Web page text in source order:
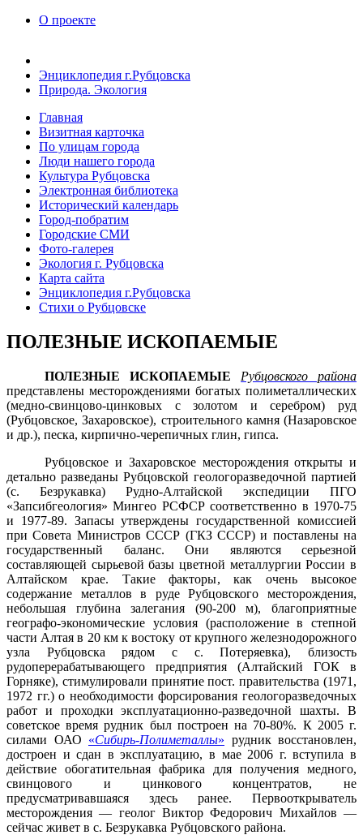
О проекте
Энциклопедия г.Рубцовска
Природа. Экология
Главная
Визитная карточка
По улицам города
Люди нашего города
Культура Рубцовска
Электронная библиотека
Исторический календарь
Город-побратим
Городские СМИ
Фото-галерея
Экология г. Рубцовска
Карта сайта
Энциклопедия г.Рубцовска
Стихи о Рубцовске
ПОЛЕЗНЫЕ ИСКОПАЕМЫЕ
ПОЛЕЗНЫЕ ИСКОПАЕМЫЕ Рубцовского района
представлены месторож­дениями богатых полиметаллических
(медно-свинцово-цинковых с золотом и серебром) руд
(Рубцовское, Захаровское), строительного камня (Назаровское
и др.), песка, кирпично-черепичных глин, гипса.
Рубцовское и Захаровское месторождения открыты и
детально разведаны Рубцовской геологоразведочной партией
(с. Безрукавка) Рудно-Алтайской экспедиции ПГО
«Запсибгеология» Мингео РСФСР соответственно в 1970-75
и 1977-89. Запасы утверждены государственной комиссией
при Совета Министров СССР (ГКЗ СССР) и поставлены на
государственный баланс. Они являются серьезной
составляющей сырьевой базы цветной металлургии России в
Алтайском крае. Такие факторы, как очень высокое
содержание металлов в руде Руб­цовского месторождения,
небольшая глубина залегания (90-200 м), благопри­ятные
географо-экономические условия (расположение в степной
части Алтая в 20 км к востоку от крупного железнодорожного
узла Рубцовска рядом с с. Потеряевка), близость
рудоперерабатывающего предприятия (Алтайский ГОК в
Горняке), стимулировали принятие пост. правительства (1971,
1972 гг.) о необходимости форсирования геологоразведочных
работ и проходки эксплуатационно-разведочной шахты. В
советское время рудник был построен на 70-80%. К 2005 г.
силами ОАО «Сибирь-Полиметаллы» рудник восстановлен,
достроен и сдан в эксплуатацию, в мае 2006 г. вступила в
действие обогатительная фабрика для получения медного,
свинцового и цинкового концентратов, не
предусматривавшаяся здесь ранее. Первооткрыватель
месторождения — геолог Виктор Федорович Михайлов —
сейчас живет в с. Безрукавка Рубцовского района.